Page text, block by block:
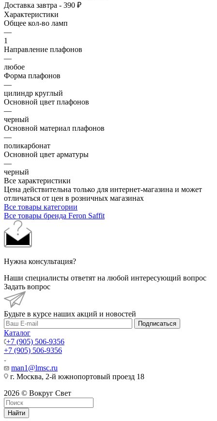
Доставка завтра - 390 ₽
Характеристики
Общее кол-во ламп
—
1
Направление плафонов
—
любое
Форма плафонов
—
цилиндр круглый
Основной цвет плафонов
—
черный
Основной материал плафонов
—
поликарбонат
Основной цвет арматуры
—
черный
Все характеристики
Цена действительна только для интернет-магазина и может
отличаться от цен в розничных магазинах
Все товары категории
Все товары бренда Feron Saffit
Нужна консультация?
Наши специалисты ответят на любой интересующий вопрос
Задать вопрос
Будьте в курсе наших акций и новостей
Подписаться
Каталог
+7 (905) 506-9356
+7 (905) 506-9356
man1@lmsc.ru
г. Москва, 2-й южнопортовый проезд 18
2026 © Вокруг Свет
Найти